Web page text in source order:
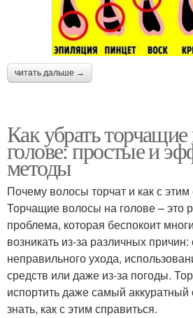
читать дальше →
Как убрать
голове: простые и
методы
Почему волосы торчат и как с этим
Торчащие волосы на голове – это
проблема, которая беспокоит
возникать из-за различных
неправильного ухода,
средств или даже из-за погоды.
испортить даже самый
знать, как с этим справиться.